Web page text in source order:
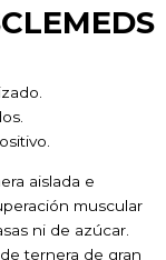
aislada e
muscular
ni de azúcar.
ternera de gran